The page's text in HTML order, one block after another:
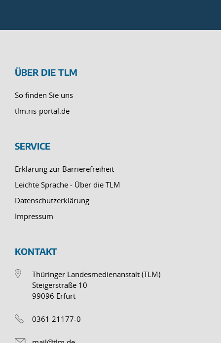
ÜBER DIE TLM
So finden Sie uns
tlm.ris-portal.de
SERVICE
Erklärung zur Barrierefreiheit
Leichte Sprache - Über die TLM
Datenschutzerklärung
Impressum
KONTAKT
Thüringer Landesmedienanstalt (TLM)
Steigerstraße 10
99096 Erfurt
0361 21177-0